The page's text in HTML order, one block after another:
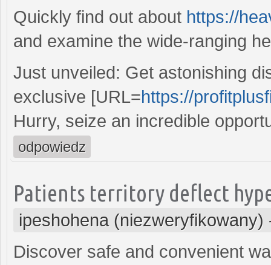
Quickly find out about https://
and examine the wide-ranging
Just unveiled: Get astonishing
exclusive [URL=https://
Hurry, seize an incredible
odpowiedz
Patients territory deflect
ipeshohena (niezweryfikowany)
Discover safe and convenient